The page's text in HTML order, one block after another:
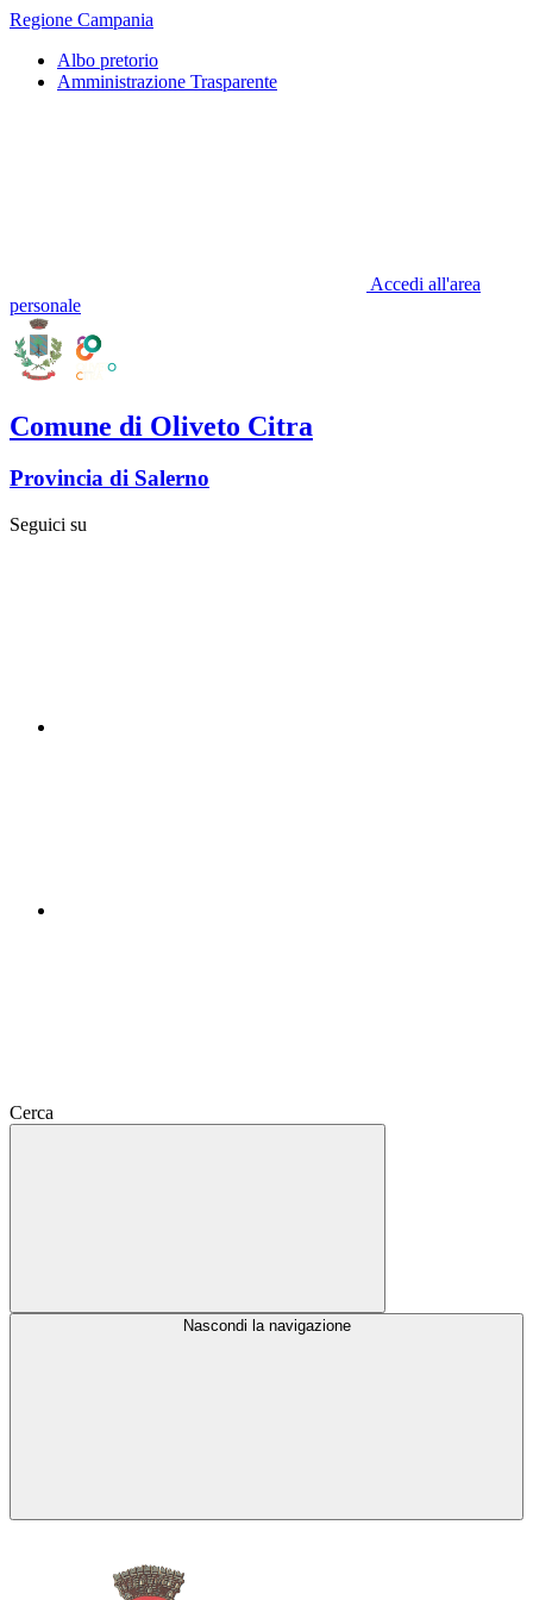
Regione Campania
Albo pretorio
Amministrazione Trasparente
Accedi all'area
personale
Comune di Oliveto Citra
Provincia di Salerno
Seguici su
Cerca
Nascondi la navigazione